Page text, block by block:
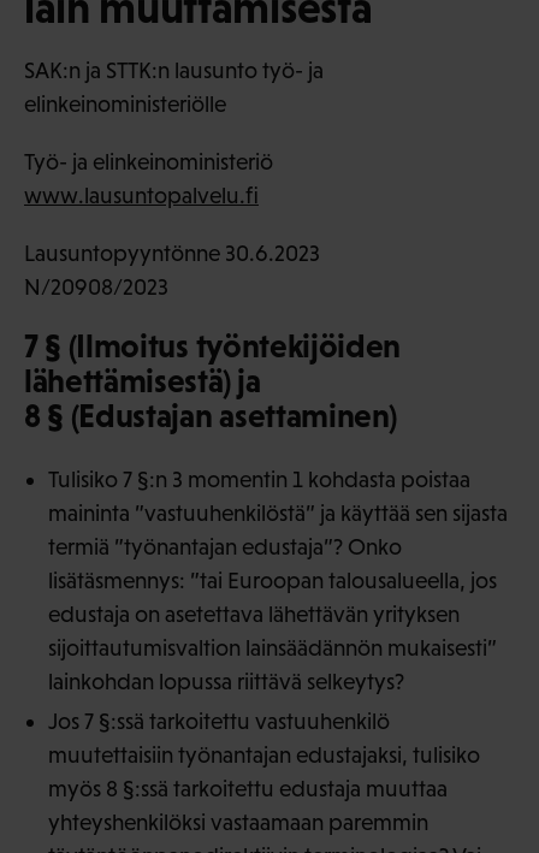
SAK:n ja STTK:n lausunto työ- ja
elinkeinoministeriölle
Työ- ja elinkeinoministeriö
www.lausuntopalvelu.fi
Lausuntopyyntönne 30.6.2023
N/20908/2023
7 § (Ilmoitus työntekijöiden
lähettämisestä) ja
8 § (Edustajan asettaminen)
Tulisiko 7 §:n 3 momentin 1 kohdasta poistaa
maininta ”vastuuhenkilöstä” ja käyttää sen sijasta
termiä ”työnantajan edustaja”? Onko
lisätäsmennys: ”tai Euroopan talousalueella, jos
edustaja on asetettava lähettävän yrityksen
sijoittautumisvaltion lainsäädännön mukaisesti”
lainkohdan lopussa riittävä selkeytys?
Jos 7 §:ssä tarkoitettu vastuuhenkilö
muutettaisiin työnantajan edustajaksi, tulisiko
myös 8 §:ssä tarkoitettu edustaja muuttaa
yhteyshenkilöksi vastaamaan paremmin